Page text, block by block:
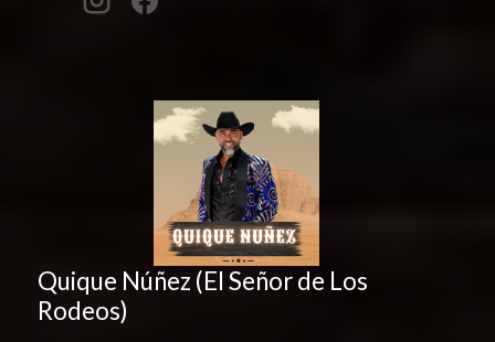
Quique Núñez (El Señor de Los
Rodeos)